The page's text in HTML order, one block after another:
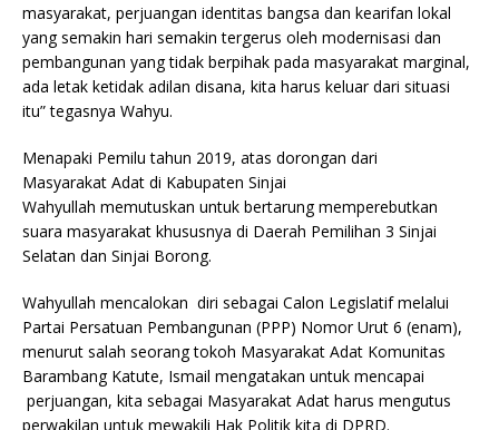
masyarakat, perjuangan identitas bangsa dan kearifan lokal
yang semakin hari semakin tergerus oleh modernisasi dan
pembangunan yang tidak berpihak pada masyarakat marginal,
ada letak ketidak adilan disana, kita harus keluar dari situasi
itu” tegasnya Wahyu.
Menapaki Pemilu tahun 2019, atas dorongan dari
Masyarakat Adat di Kabupaten Sinjai
Wahyullah memutuskan untuk bertarung memperebutkan
suara masyarakat khususnya di Daerah Pemilihan 3 Sinjai
Selatan dan Sinjai Borong.
Wahyullah mencalokan diri sebagai Calon Legislatif melalui
Partai Persatuan Pembangunan (PPP) Nomor Urut 6 (enam),
menurut salah seorang tokoh Masyarakat Adat Komunitas
Barambang Katute, Ismail mengatakan untuk mencapai
perjuangan, kita sebagai Masyarakat Adat harus mengutus
perwakilan untuk mewakili Hak Politik kita di DPRD.